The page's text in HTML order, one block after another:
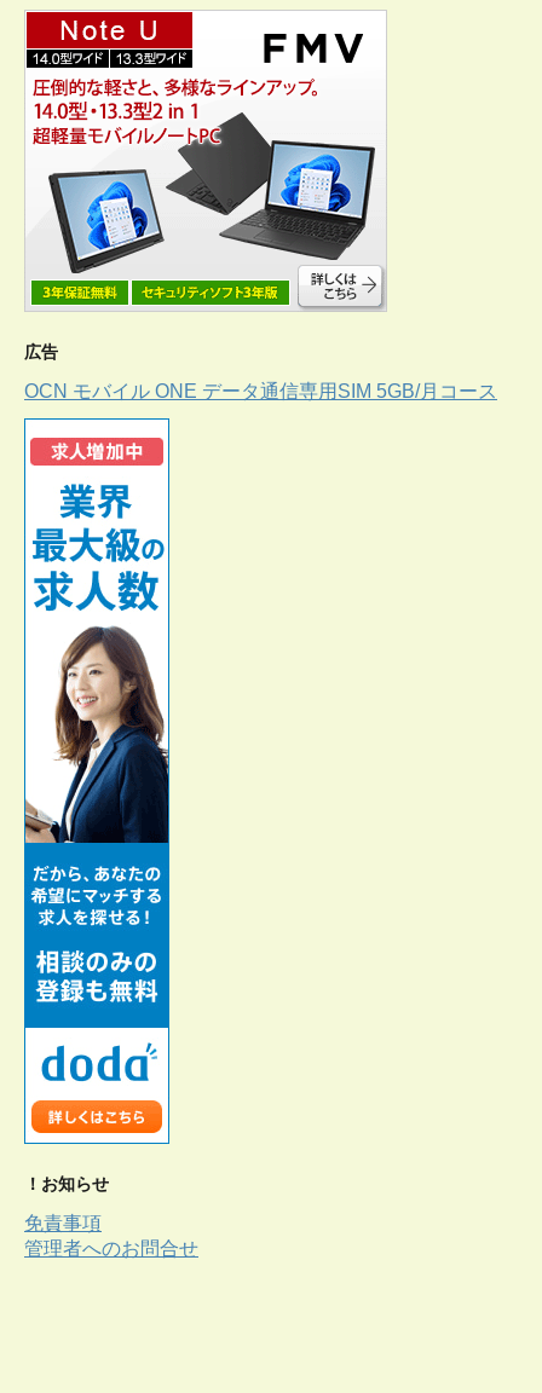
広告
OCN モバイル ONE データ通信専用SIM 5GB/月コース
！お知らせ
免責事項
管理者へのお問合せ